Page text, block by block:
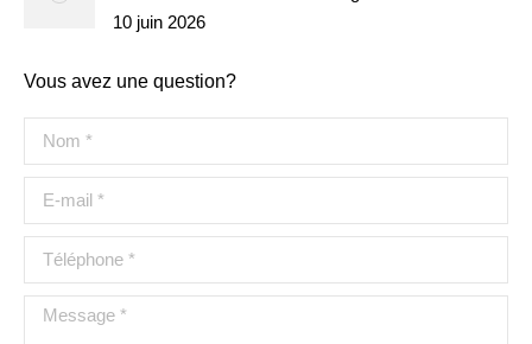
10 juin 2026
Vous avez une question?
Message *